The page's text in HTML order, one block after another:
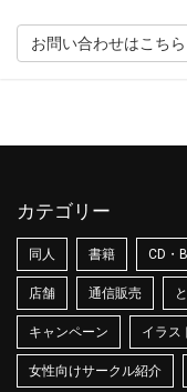
お問い合わせはこちら
カテゴリー
同人 書籍 CD・
店舗 通信販売
キャンペーン イラス
女性向けサークル紹介